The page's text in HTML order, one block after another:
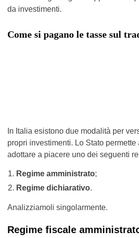
da investimenti.
Come si pagano le tasse sul
In Italia esistono due modalità per
propri investimenti. Lo Stato permette
adottare a piacere uno dei seguenti
Regime amministrato;
Regime dichiarativo.
Analizziamoli singolarmente.
Regime fiscale